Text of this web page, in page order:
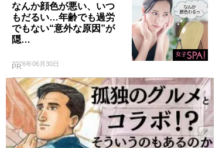
なんか顔色が悪い、いつ
もだるい…年齢でも過労
でもない“意外な原因”が
隠…
2026年06月30日
PR